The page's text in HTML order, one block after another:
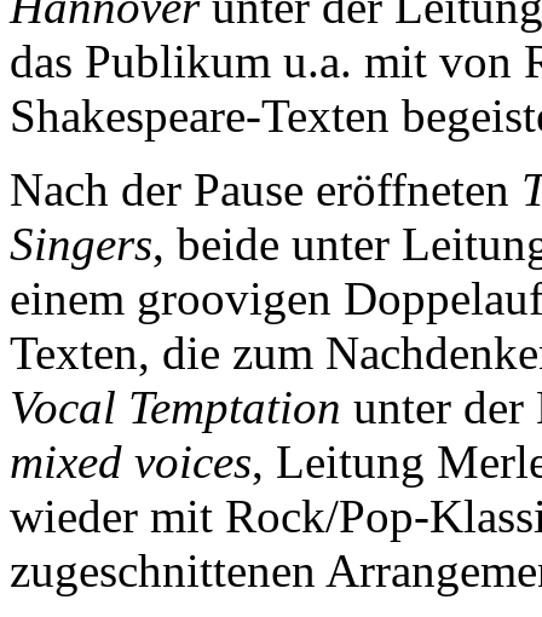
das Publikum u.a. mit von
Shakespeare-Texten
Nach der Pause eröffneten
Singers, beide unter
einem groovigen
Texten, die zum
Vocal Temptation unter der
mixed voices, Leitung
wieder mit Rock/Pop-
zugeschnittenen